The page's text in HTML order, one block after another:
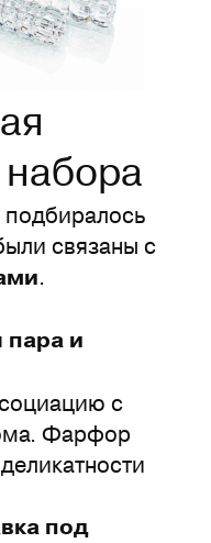
связаны с
.
и
с
Фарфор
под